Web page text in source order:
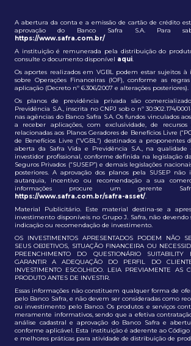
A abertura da conta e a emissão de cartão de crédito
aprovação do Banco Safra S.A. Para
https://www.safra.com.br/
A instituição é remunerada pela distribuição do
consulte o documento disponível aqui.
Os aportes realizados em VGBL podem estar sujeitos
sobre Operações Financeiras (IOF), conforme as
aplicação (Decreto nº 6.306/2007 e alterações posteriores).
Os planos de previdência privada são
Previdência S.A., inscrita no CNPJ sob o nº 30.902.174/
nas agências do Banco Safra S.A. Os fundos vinculados
a receber aplicações, com exclusividade, de recursos
relacionadas aos Planos Geradores de Benefícios Livre
de Benefícios Livre (“VGBL”) destinados a proponentes
aberta da Safra Vida e Previdência S.A., na qualidade
investidor profissional, conforme definida na legislação
Seguros Privados (“SUSEP”) e demais legislações
posteriores. A aprovação dos planos pela SUSEP
autarquia, incentivo ou recomendação a sua
informações procure um gerente
https://www.safra.com.br/safra-asset/.
Material Publicitário. Este material destina-se a
investimento disponíveis no Grupo J. Safra, não
indicação ou recomendação de investimento.
OS INVESTIMENTOS APRESENTADOS PODEM NÃO
SEUS OBJETIVOS, SITUAÇÃO FINANCEIRA OU
PREENCHIMENTO DO QUESTIONÁRIO
GARANTIR A ADEQUAÇÃO DO PERFIL DO
INVESTIMENTO ESCOLHIDO. LEIA PREVIAMENTE AS
PRODUTO ANTES DE INVESTIR.
Essas informações não constituem qualquer forma de
pelo Banco Safra, e não devem ser consideradas como
ou investimento pelo Banco. Os produtos e serviços
meramente informativos, sendo que a efetiva
análise cadastral e aprovação do Banco Safra e
conforme aplicável. Esta instituição é aderente ao
e melhores práticas para atividade de distribuição de